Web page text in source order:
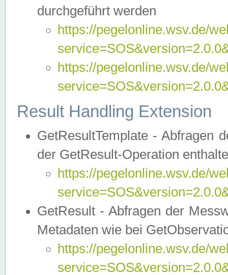
durchgeführt werden
https://pegelonline.wsv.de/
https://pegelonline.wsv.de/
Result Handling Extension
GetResultTemplate - Abfragen
der GetResult-Operation
https://pegelonline.wsv.de/
GetResult - Abfragen der
Metadaten wie bei
https://pegelonline.wsv.de/